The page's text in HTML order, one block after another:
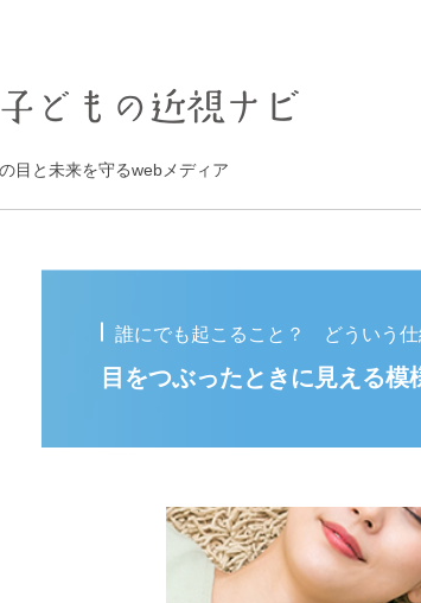
目と未来を守るwebメディア
誰にでも起こること？ どういう仕
目をつぶったときに見える模